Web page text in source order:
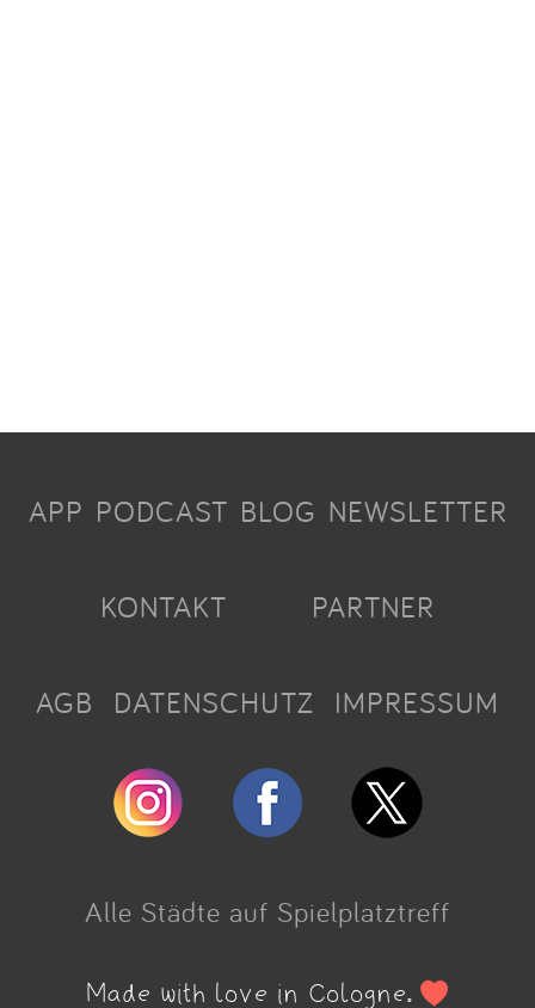
APP PODCAST BLOG NEWSLETTER
KONTAKT PARTNER
AGB DATENSCHUTZ IMPRESSUM
Alle Städte auf Spielplatztreff
Made with love in Cologne.